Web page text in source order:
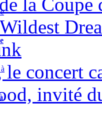
concert
invité